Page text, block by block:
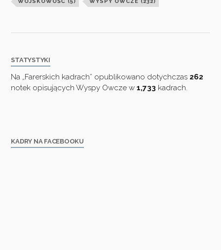
STATYSTYKI
Na „Farerskich kadrach” opublikowano dotychczas 262
notek opisujących Wyspy Owcze w1,733 kadrach.
KADRY NA FACEBOOKU